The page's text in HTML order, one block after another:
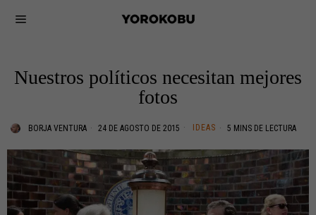
Nuestros políticos necesitan mejores
fotos
BORJA VENTURA 24 DE AGOSTO DE 2015 IDEAS 5 MINS DE LECTURA